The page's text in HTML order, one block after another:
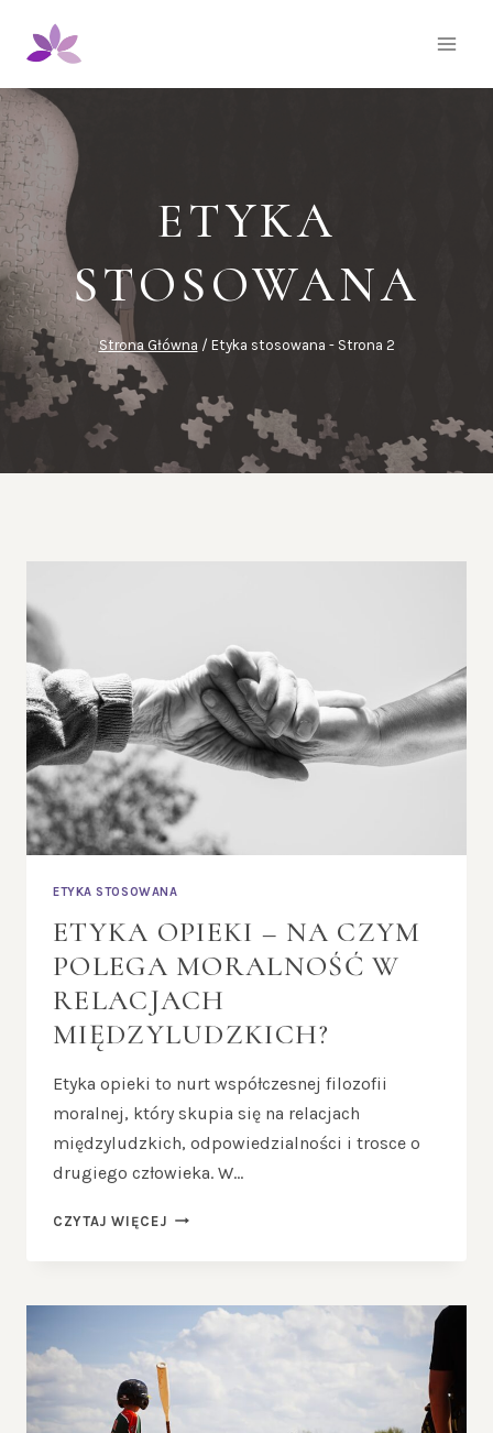
ETYKA
STOSOWANA
Strona Główna / Etyka stosowana - Strona 2
ETYKA STOSOWANA
ETYKA OPIEKI – NA CZYM
POLEGA MORALNOŚĆ W
RELACJACH
MIĘDZYLUDZKICH?
Etyka opieki to nurt współczesnej filozofii
moralnej, który skupia się na relacjach
międzyludzkich, odpowiedzialności i trosce o
drugiego człowieka. W…
CZYTAJ WIĘCEJ ETYKA
CZYM
POLEGA
W
MIĘDZYLUDZKICH?